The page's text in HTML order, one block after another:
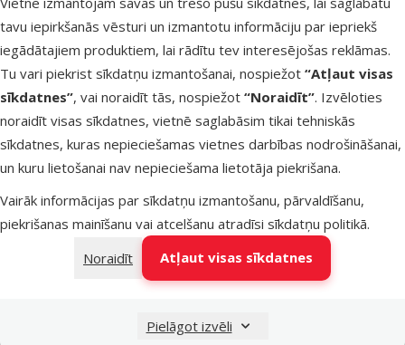
tavu iepirkšanās vēsturi un izmantotu informāciju par iepriekš
iegādātajiem produktiem, lai rādītu tev interesējošas reklāmas.
Tu vari piekrist sīkdatņu izmantošanai, nospiežot “Atļaut visas
sīkdatnes”, vai noraidīt tās, nospiežot “Noraidīt”. Izvēloties
noraidīt visas sīkdatnes, vietnē saglabāsim tikai tehniskās
sīkdatnes, kuras nepieciešamas vietnes darbības nodrošināšanai,
un kuru lietošanai nav nepieciešama lietotāja piekrišana.
Vairāk informācijas par sīkdatņu izmantošanu, pārvaldīšanu,
piekrišanas mainīšanu vai atcelšanu atradīsi sīkdatņu politikā.
Noraidīt
Atļaut visas sīkdatnes
Pielāgot izvēli
Dino Zoo iesaka
iesaka
Rotaļlieta kaķiem –
Magic Cat Toy ball, 4
gab., 3,75 cm
Meklēt produktu